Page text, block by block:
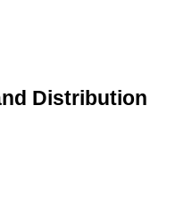
Distribution